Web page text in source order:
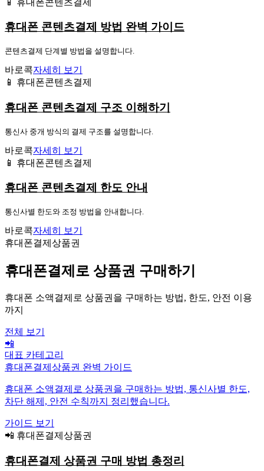
휴대폰 콘텐츠결제 방법 완벽 가이드
콘텐츠결제 단계별 방법을 설명합니다.
바로콕자세히 보기
📱 휴대폰콘텐츠결제
휴대폰 콘텐츠결제 구조 이해하기
통신사 중개 방식의 결제 구조를 설명합니다.
바로콕자세히 보기
📱 휴대폰콘텐츠결제
휴대폰 콘텐츠결제 한도 안내
통신사별 한도와 조정 방법을 안내합니다.
바로콕자세히 보기
휴대폰결제상품권
휴대폰결제로 상품권 구매하기
휴대폰 소액결제로 상품권을 구매하는 방법, 한도, 안전 이용
까지
전체 보기
📲
대표 카테고리
휴대폰결제상품권 완벽 가이드
휴대폰 소액결제로 상품권을 구매하는 방법, 통신사별 한도,
차단 해제, 안전 수칙까지 정리했습니다.
가이드 보기
📲 휴대폰결제상품권
휴대폰결제 상품권 구매 방법 총정리